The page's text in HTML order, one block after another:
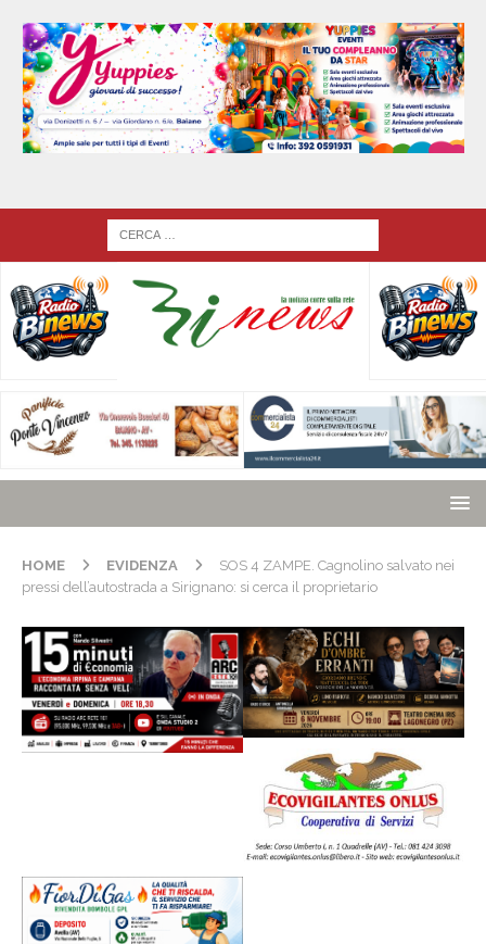
HOME EVIDENZA
SOS 4 ZAMPE. Cagnolino salvato nei
pressi dell’autostrada a Sirignano: si cerca il proprietario